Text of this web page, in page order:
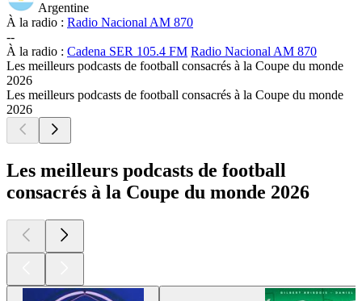
Argentine
À la radio : Radio Nacional AM 870
--
À la radio : Cadena SER 105.4 FM Radio Nacional AM 870
Les meilleurs podcasts de football consacrés à la Coupe du monde
2026
Les meilleurs podcasts de football consacrés à la Coupe du monde
2026
Les meilleurs podcasts de football
consacrés à la Coupe du monde 2026